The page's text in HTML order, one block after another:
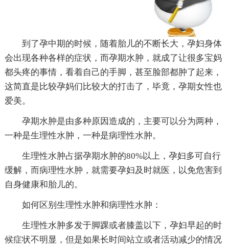
到了孕中期的时候，随着胎儿的不断长大，孕妇身体
会出现各种各样的症状，而孕期水肿，就成了让很多宝妈
都头疼的事情，看着自己的手脚，甚至脸部都肿了起来，
这简直是比较孕妈们比较大的打击了，毕竟，孕期女性也
爱美。
孕期水肿是由多种原因造成的，主要可以分为两种，
一种是生理性水肿，一种是病理性水肿。
生理性水肿占据孕期水肿的80%以上，孕妇多可自行
缓解，而病理性水肿，就需要孕妇及时就医，以免危害到
自身健康和胎儿的。
如何区别生理性水肿和病理性水肿：
生理性水肿多发于脚踝或者膝盖以下，孕妇早起的时
候症状不明显，但是如果长时间站立或者活动减少的情况